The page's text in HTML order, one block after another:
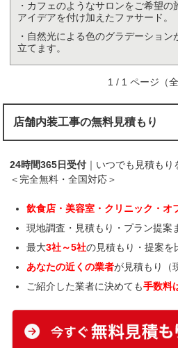
・カフェのようなサロンをご希望
アイデアを付け加えたファサード。
・自然光による色のグラデーション
立てます。
1 / 1 ページ（全
店舗内装工事の無料見積もり
24時間365日受付 ｜いつでも見積も
＜完全無料・全国対応＞
飲食店・美容室・クリニック・オ
現地調査・見積もり・プラン提案
最大3社～5社の見積もり・提案を
あなたの近くの業者が見積もり（
ご紹介した業者に決めても手数料